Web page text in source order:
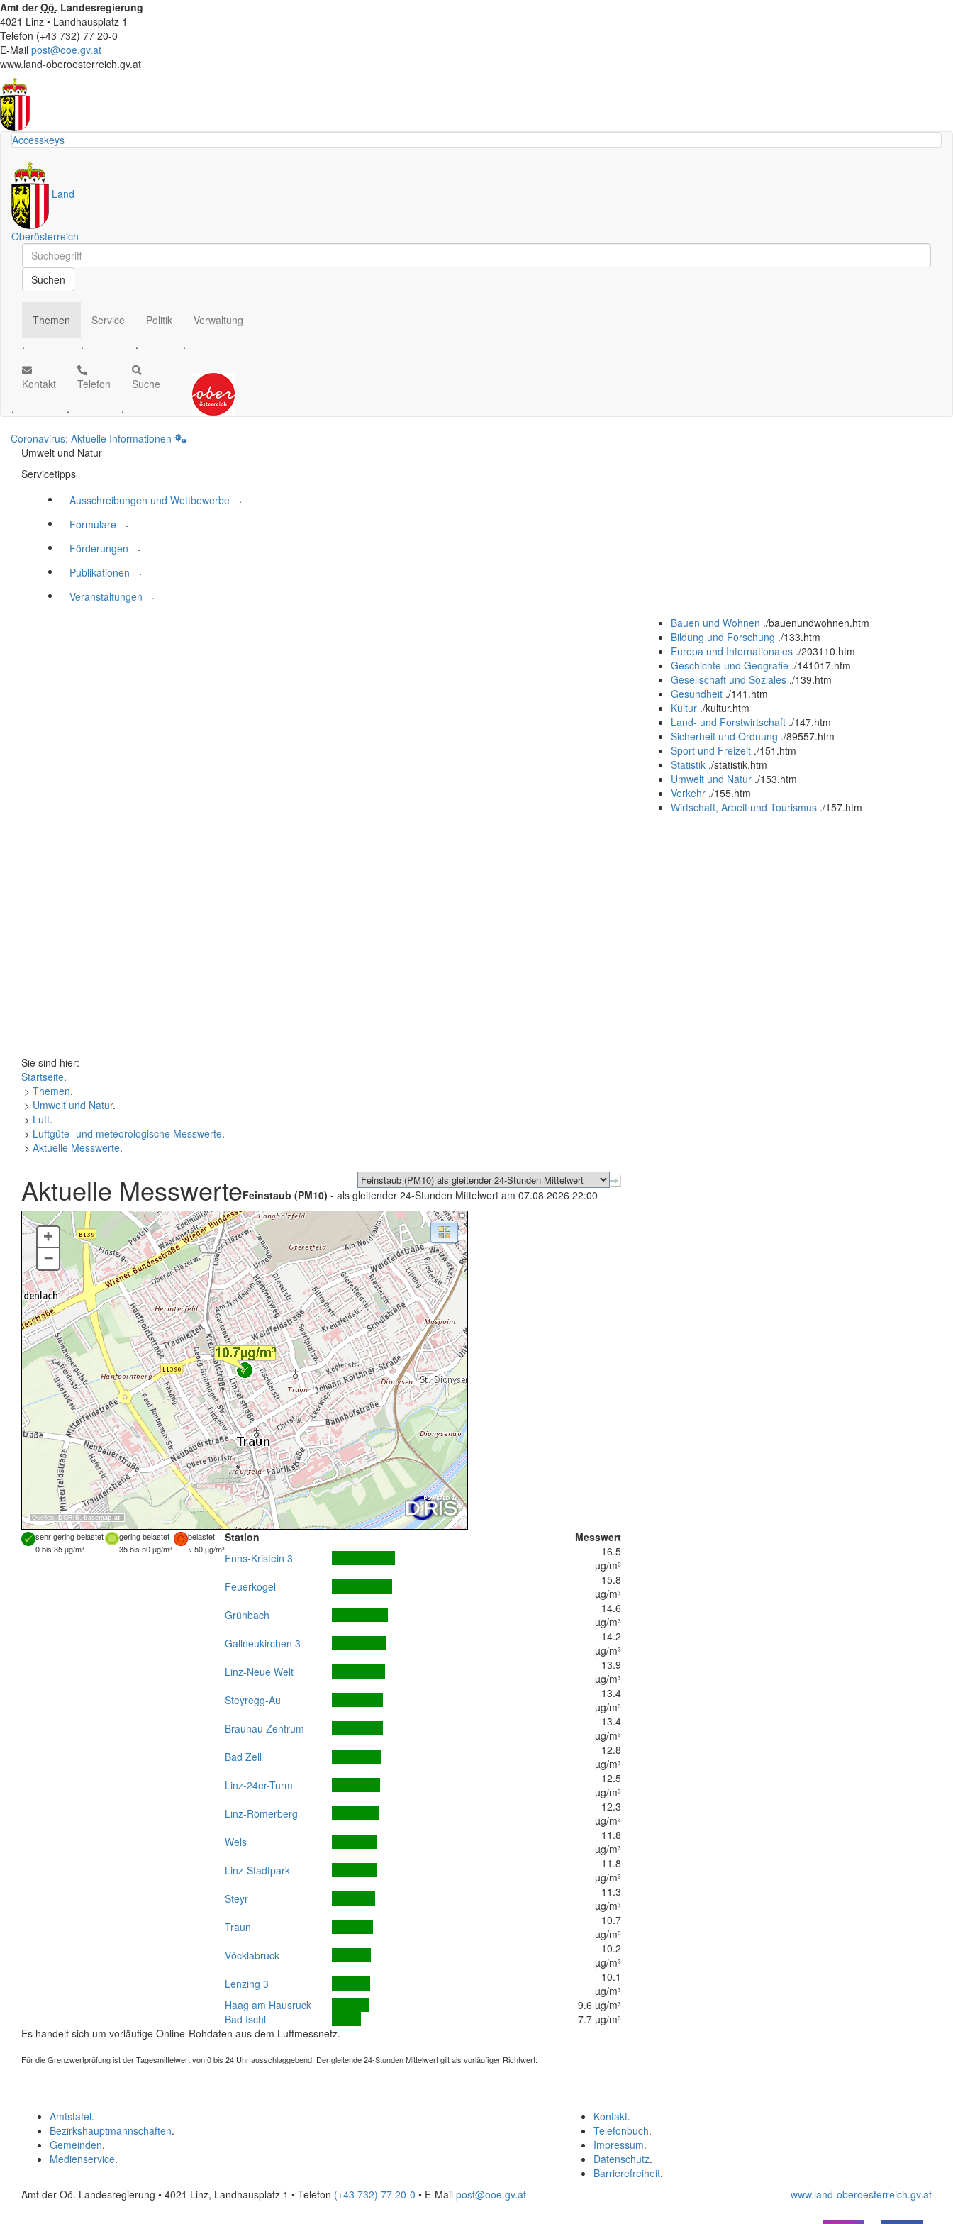
Amt derOö. Landesregierung
4021 Linz • Landhausplatz 1
Telefon (+43 732) 77 20-0
E-Mail post@ooe.gv.at
www.land-oberoesterreich.gv.at
Accesskeys
Land
Oberösterreich
Schnellsuche
Schnellsuche
Suchen
Themen
.
Service
.
Politik
.
Verwaltung
.
Kontakt
.
Telefon
.
Suche
.
Coronavirus: Aktuelle Informationen
Umwelt und Natur
Servicetipps
Ausschreibungen und Wettbewerbe
.
Formulare
.
Förderungen
.
Publikationen
.
Veranstaltungen
.
Bauen und Wohnen ./bauenundwohnen.htm
Bildung und Forschung ./133.htm
Europa und Internationales ./203110.htm
Geschichte und Geografie ./141017.htm
Gesellschaft und Soziales ./139.htm
Gesundheit ./141.htm
Kultur ./kultur.htm
Land- und Forstwirtschaft ./147.htm
Sicherheit und Ordnung ./89557.htm
Sport und Freizeit ./151.htm
Statistik ./statistik.htm
Umwelt und Natur ./153.htm
Verkehr ./155.htm
Wirtschaft, Arbeit und Tourismus ./157.htm
Sie sind hier:
Startseite.
> Themen.
> Umwelt und Natur.
> Luft.
> Luftgüte- und meteorologische Messwerte.
> Aktuelle Messwerte.
Aktuelle MesswerteFeinstaub (PM10) - als gleitender 24-Stunden Mittelwert am 07.08.2026 22:00
Quellen: DORIS, basemap.at
+
–
sehr gering belastet gering belastet
belastet
0 bis 35 µg/m³
35 bis 50 µg/m³ > 50 µg/m³
Station
Messwert
Enns-Kristein 3
16.5
µg/m³
Feuerkogel
15.8
µg/m³
Grünbach
14.6
µg/m³
Gallneukirchen 3
14.2
µg/m³
Linz-Neue Welt
13.9
µg/m³
Steyregg-Au
13.4
µg/m³
Braunau Zentrum
13.4
µg/m³
Bad Zell
12.8
µg/m³
Linz-24er-Turm
12.5
µg/m³
Linz-Römerberg
12.3
µg/m³
Wels
11.8
µg/m³
Linz-Stadtpark
11.8
µg/m³
Steyr
11.3
µg/m³
Traun
10.7
µg/m³
Vöcklabruck
10.2
µg/m³
Lenzing 3
10.1
µg/m³
Haag am Hausruck
9.6 µg/m³
Bad Ischl
7.7 µg/m³
Es handelt sich um vorläufige Online-Rohdaten aus dem Luftmessnetz.
Für die Grenzwertprüfung ist der Tagesmittelwert von 0 bis 24 Uhr ausschlaggebend. Der gleitende 24-Stunden Mittelwert gilt als vorläufiger Richtwert.
Kontakt.
Telefonbuch.
Impressum.
Datenschutz.
Barrierefreiheit.
Amtstafel.
Bezirkshauptmannschaften.
Gemeinden.
Medienservice.
Amt der Oö. Landesregierung • 4021 Linz, Landhausplatz 1 • Telefon (+43 732) 77 20-0 • E-Mail post@ooe.gv.at www.land-oberoesterreich.gv.at